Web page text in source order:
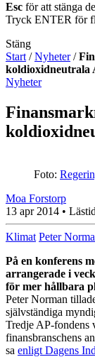
Esc för att stänga
Tryck ENTER för
Stäng
Start /Nyheter/
koldioxidneutrala
Nyheter
Foto:
Moa Forstorp
13 apr 2014 •
Klimat Peter
På en konferens
arrangerade i
för mer hållbara
Peter Norman
självständiga
Tredje AP-fondens
finansbranschens
sa enligt Dagens